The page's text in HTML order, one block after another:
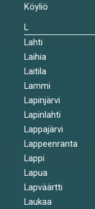
Köyliö
L
Lahti
Laihia
Laitila
Lammi
Lapinjärvi
Lapinlahti
Lappajärvi
Lappeenranta
Lappi
Lapua
Lapväärtti
Laukaa